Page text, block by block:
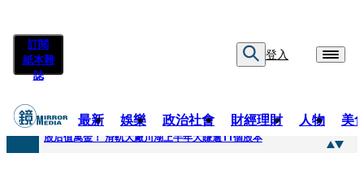
訂閱
紙本雜
誌
登入
最新 娛樂 政治社會 財經理財 人物 美
快訊
股后值萬金！ 滑軌大廠川湖上半年大賺逾11個股本